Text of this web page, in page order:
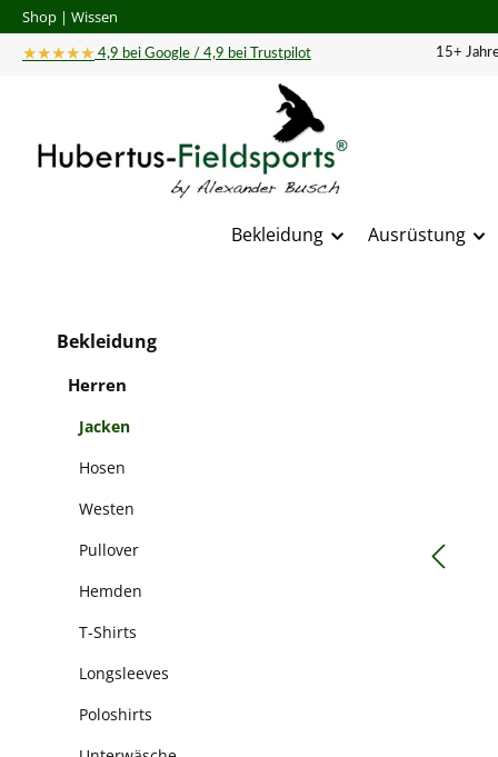
Hauptinhalt springen
Zur Suche springen
Zur Hauptnavigation springen
Shop | Wissen
★★★★★ 4,9 bei Google / 4,9 bei Trustpilot 15+
Bekleidung Ausrüstung
Bekleidung
Herren
Jacken
Hosen
Westen
Pullover
Hemden
T-Shirts
Longsleeves
Poloshirts